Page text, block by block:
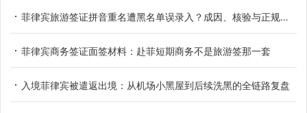
菲律宾旅游签证拼音重名遭黑名单误录入？成因、核验与正规解决办法
菲律宾商务签证面签材料：赴菲短期商务不是旅游签那一套
入境菲律宾被遣返出境：从机场小黑屋到后续洗黑的全链路复盘